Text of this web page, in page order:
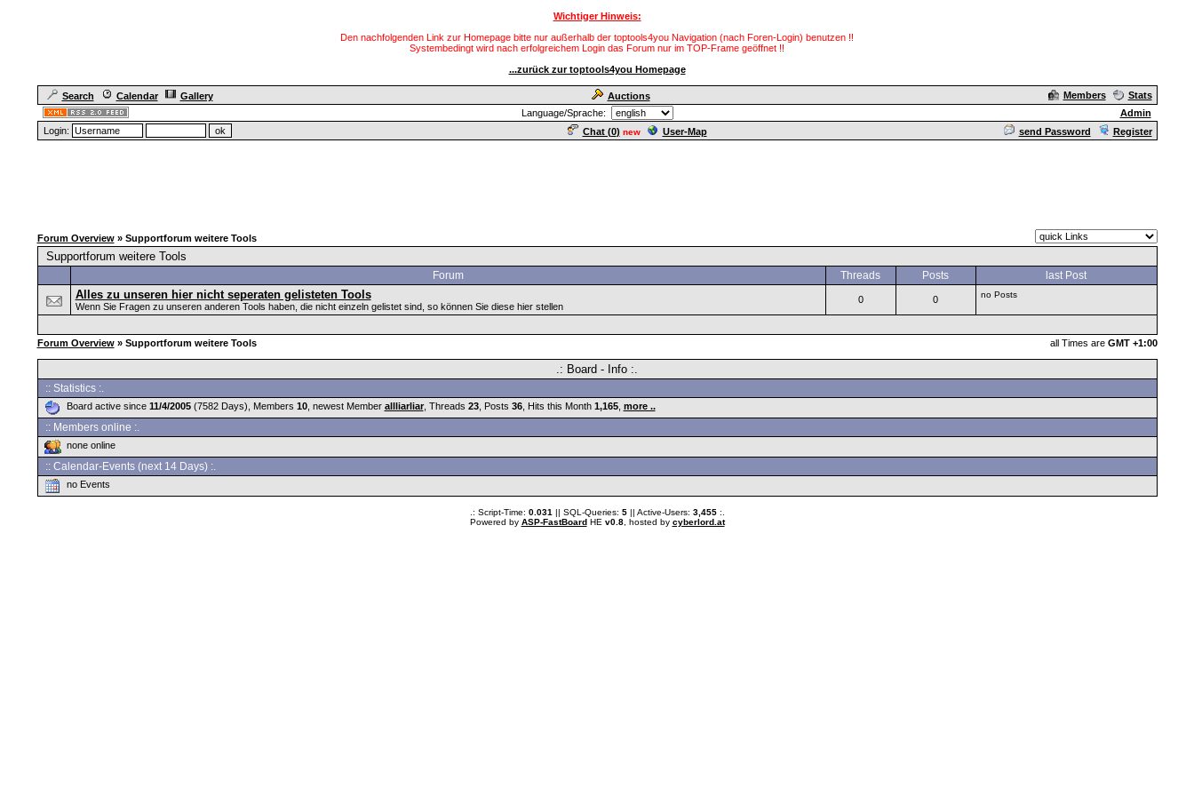
Wichtiger Hinweis:
Den nachfolgenden Link zur Homepage bitte nur außerhalb der toptools4you Navigation (nach Foren-Login) benutzen !!
Systembedingt wird nach erfolgreichem Login das Forum nur im TOP-Frame geöffnet !!
...zurück zur toptools4you Homepage
Search Calendar Gallery Auctions Members
Stats
Language/Sprache:
Admin
Login:
Chat (0) new User-Map send Password Register
Forum Overview » Supportforum weitere Tools
Supportforum weitere Tools
Forum Threads Posts last Post
Alles zu unseren hier nicht seperaten gelisteten Tools
Wenn Sie Fragen zu unseren anderen Tools haben, die nicht einzeln gelistet sind, so können Sie diese hier stellen
0 0 no Posts
Forum Overview » Supportforum weitere Tools all Times are GMT +1:00
.: Board - Info :.
:: Statistics :.
Board active since 11/4/2005(7582 Days), Members 10, newest Member allliarliar, Threads 23, Posts 36, Hits this Month 1,165, more ..
:: Members online :.
none online
:: Calendar-Events (next 14 Days) :.
no Events
.: Script-Time: 0.031 || SQL-Queries: 5|| Active-Users: 3,455:.
Powered by ASP-FastBoardHE v0.8, hosted by cyberlord.at